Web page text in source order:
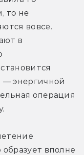
то не
вовсе.
в
— энергичной
операция
вполне